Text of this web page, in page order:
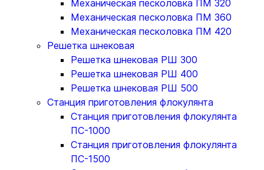
Механическая песколовка ПM 320
Механическая песколовка ПM 360
Механическая песколовка ПM 420
Решетка шнековая
Решетка шнековая РШ 300
Решетка шнековая РШ 400
Решетка шнековая РШ 500
Станция приготовления флокулянта
Станция приготовления флокулянта
ПС-1000
Станция приготовления флокулянта
ПС-1500